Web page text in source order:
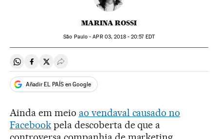
MARINA ROSSI
São Paulo -APR03, 2018 - 20:57EDT
Compartir en Whatsapp
Compartir en Facebook
Compartir en Twitter
Desplegar Redes Sociales
Añadir EL PAÍS en Google
Ainda em meio ao vendaval causado no
Facebookpela descoberta de que a